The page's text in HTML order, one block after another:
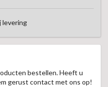
levering
bestellen. Heeft u
gerust contact met ons op!